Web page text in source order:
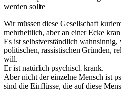
werden sollte
Wir müssen diese Gesellschaft
mehrheitlich, aber an einer Ecke
Es ist selbstverständlich wahnsinnig,
politischen, rassistischen Gründen,
will.
Er ist natürlich psychisch krank.
Aber nicht der einzelne Mensch ist
sind die Einflüsse, die auf diese